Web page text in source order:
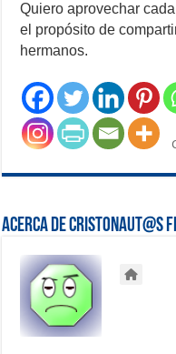
Quiero aprovechar
el propósito de
hermanos.
Acerca de Cristonaut@s